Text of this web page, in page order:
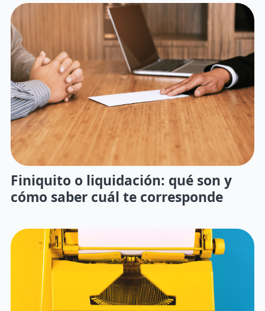
Finiquito o liquidación: qué son y
cómo saber cuál te corresponde